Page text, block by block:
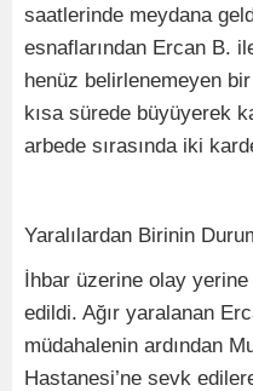
saatlerinde meydana
esnaflarından Ercan B.
henüz belirlenemeyen
kısa sürede büyüyerek
arbede sırasında iki
Yaralılardan Birinin
İhbar üzerine olay
edildi. Ağır yaralanan
müdahalenin ardından
Hastanesi’ne sevk